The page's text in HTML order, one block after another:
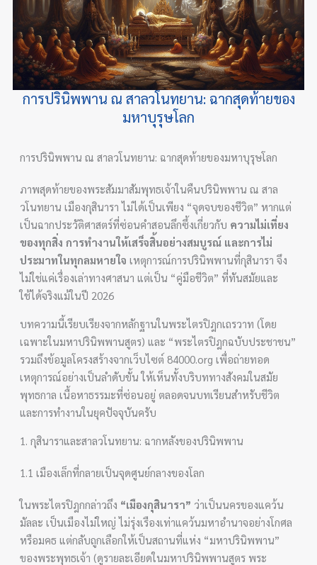
การปรินิพพาน ณ สาลวโนทยาน: ฉากสุดท้ายของ
มหาบุรุษโลก
การปรินิพพาน ณ สาลวโนทยาน: ฉากสุดท้ายของมหาบุรุษโลก
ภาพสุดท้ายของพระสัมมาสัมพุทธเจ้าในคืนปรินิพพาน ณ สาล
วโนทยาน เมืองกุสินารา ไม่ได้เป็นเพียง “จุดจบของชีวิต” หากแต่
เป็นฉากประวัติศาสตร์ที่ซ่อนคำสอนลึกซึ้งเกี่ยวกับ ความไม่เที่ยง
ของทุกสิ่ง การทำงานให้เสร็จสิ้นอย่างสมบูรณ์ และการไม่
ประมาทในทุกลมหายใจ เหตุการณ์การปรินิพพานที่กุสินารา จึง
ไม่ใช่แค่เรื่องเล่าทางศาสนา แต่เป็น “คู่มือชีวิต” ที่ทันสมัยและ
ใช้ได้จริงแม้ในปี 2026
บทความนี้เรียบเรียงจากหลักฐานในพระไตรปิฎกเถรวาท (โดย
เฉพาะในมหาปรินิพพานสูตร) และ “พระไตรปิฎกฉบับประชาชน”
รวมถึงข้อมูลโครงสร้างจากเว็บไซต์ 84000.org เพื่อถ่ายทอด
เหตุการณ์อย่างเป็นลำดับขั้น ให้เห็นทั้งบริบททางสังคมในสมัย
พุทธกาล เนื้อหาธรรมะที่ซ่อนอยู่ ตลอดจนบทเรียนสำหรับชีวิต
และการทำงานในยุคปัจจุบันครับ
1. กุสินาราและสาลวโนทยาน: ฉากหลังของปรินิพพาน
1.1 เมืองเล็กที่กลายเป็นจุดศูนย์กลางของโลก
ในพระไตรปิฎกกล่าวถึง “เมืองกุสินารา” ว่าเป็นนครของแคว้น
มัลละ เป็นเมืองไม่ใหญ่ ไม่รุ่งเรืองเท่าแคว้นมหาอำนาจอย่างโกศล
หรือมคธ แต่กลับถูกเลือกให้เป็นสถานที่แห่ง “มหาปรินิพพาน”
ของพระพุทธเจ้า (ดูรายละเอียดในมหาปรินิพพานสูตร พระ